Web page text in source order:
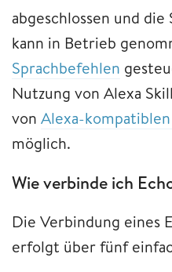
abgeschlossen und
kann in Betrieb
Sprachbefehlen
Nutzung von Alexa
von Alexa-
möglich.
Wie verbinde ich
Die Verbindung eines
erfolgt über fünf